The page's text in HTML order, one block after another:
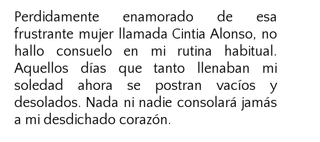
Perdidamente enamorado de esa
frustrante mujer llamada Cintia Alonso, no
hallo consuelo en mi rutina habitual.
Aquellos días que tanto llenaban mi
soledad ahora se postran vacíos y
desolados. Nada ni nadie consolará jamás
a mi desdichado corazón.